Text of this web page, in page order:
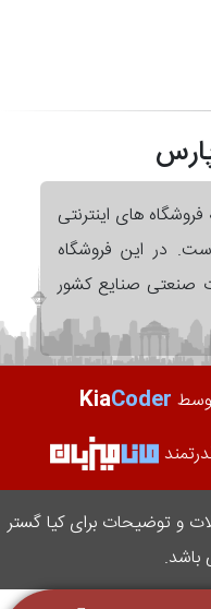
های اینترنتی
در این فروشگاه
صنعتی صنایع کشور
KiaCoder
و توضیحات برای کیا گستر